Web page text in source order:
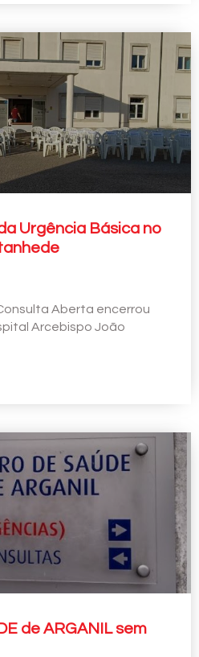
Urgência Básica no
Aberta encerrou
Arcebispo João
de ARGANIL sem